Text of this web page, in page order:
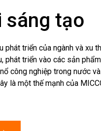
sáng tạo
phát triển của ngành và xu
phát triển vào các sản
công nghiệp trong nước
là một thế mạnh của